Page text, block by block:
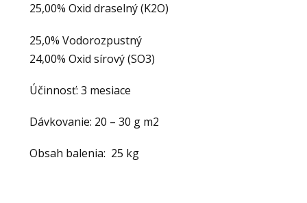
25,00% Oxid draselný (K2O)
25,0% Vodorozpustný
24,00% Oxid sírový (SO3)
Účinnosť: 3 mesiace
Dávkovanie: 20 – 30 g m2
Obsah balenia: 25 kg